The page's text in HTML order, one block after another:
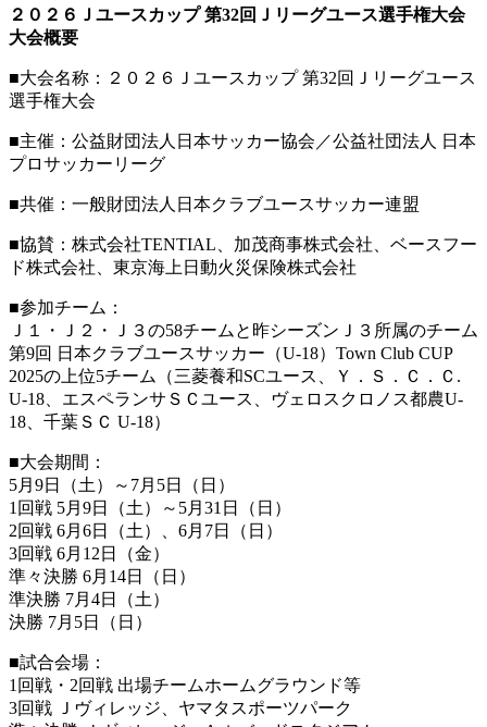
２０２６Ｊユースカップ 第32回Ｊリーグユース選手権大会
大会概要
■大会名称：２０２６Ｊユースカップ 第32回Ｊリーグユース
選手権大会
■主催：公益財団法人日本サッカー協会／公益社団法人 日本
プロサッカーリーグ
■共催：一般財団法人日本クラブユースサッカー連盟
■協賛：株式会社TENTIAL、加茂商事株式会社、ベースフー
ド株式会社、東京海上日動火災保険株式会社
■参加チーム：
Ｊ１・Ｊ２・Ｊ３の58チームと昨シーズンＪ３所属のチーム
第9回 日本クラブユースサッカー（U-18）Town Club CUP
2025の上位5チーム（三菱養和SCユース、Ｙ．Ｓ．Ｃ．Ｃ.
U-18、エスペランサＳＣユース、ヴェロスクロノス都農U-
18、千葉ＳＣ U-18）
■大会期間：
5月9日（土）～7月5日（日）
1回戦 5月9日（土）～5月31日（日）
2回戦 6月6日（土）、6月7日（日）
3回戦 6月12日（金）
準々決勝 6月14日（日）
準決勝 7月4日（土）
決勝 7月5日（日）
■試合会場：
1回戦・2回戦 出場チームホームグラウンド等
3回戦 Ｊヴィレッジ、ヤマタスポーツパーク